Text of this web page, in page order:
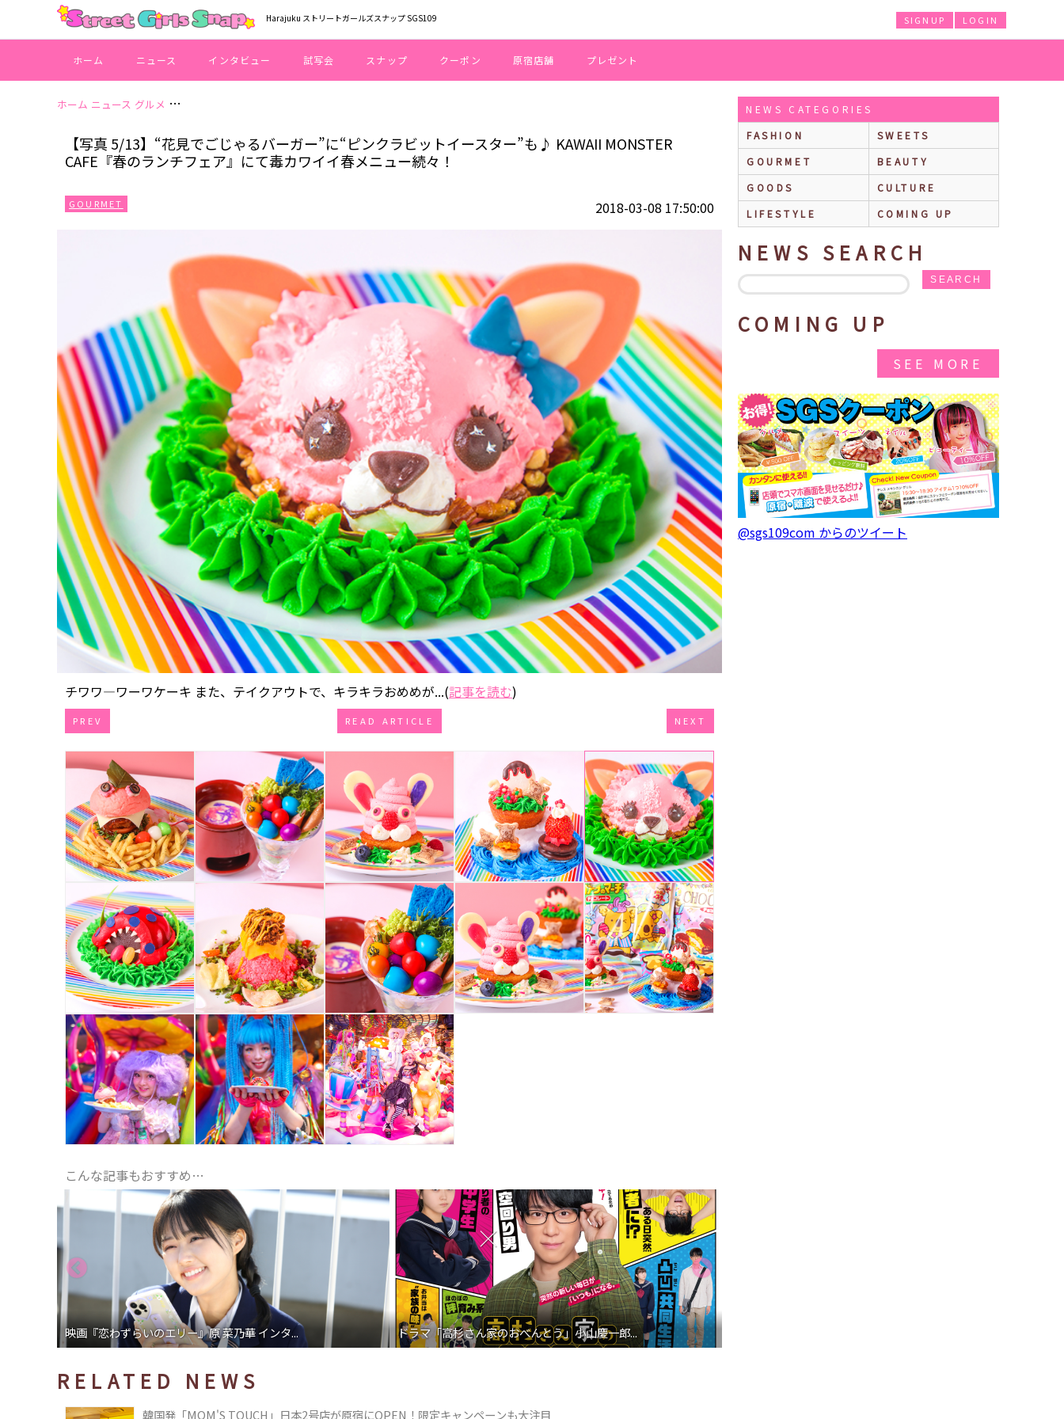
Harajuku ストリートガールズスナップ SGS109 LOGIN
SIGNUP
ホーム ニュース インタビュー 試写会 スナップ クーポン 原宿店舗 プレゼント
ホーム ニュース グルメ 【写真 5/13】“花見でごじゃるバーガー”に“ピンクラビットイースター”も♪ KAWAII MONSTER CAFE『春のランチフェア』にて毒カワイイ春メニュー続々！
【写真 5/13】“花見でごじゃるバーガー”に“ピンクラビットイースター”も♪ KAWAII MONSTER
CAFE『春のランチフェア』にて毒カワイイ春メニュー続々！
GOURMET 2018-03-08 17:50:00
チワワ―ワーワケーキ また、テイクアウトで、キラキラおめめが...(記事を読む)
PREV READ ARTICLE NEXT
こんな記事もおすすめ…
映画『恋わずらいのエリー』原 菜乃華 インタ... ドラマ「高杉さん家のおべんとう」小山慶一郎...
RELATED NEWS
韓国発「MOM'S TOUCH」日本2号店が原宿にOPEN！限定キャンペーンも大注目
NEWS CATEGORIES
FASHION
SWEETS
GOURMET
BEAUTY
GOODS
CULTURE
LIFESTYLE
COMING UP
NEWS SEARCH
SEARCH
COMING UP
SEE MORE
@sgs109com からのツイート